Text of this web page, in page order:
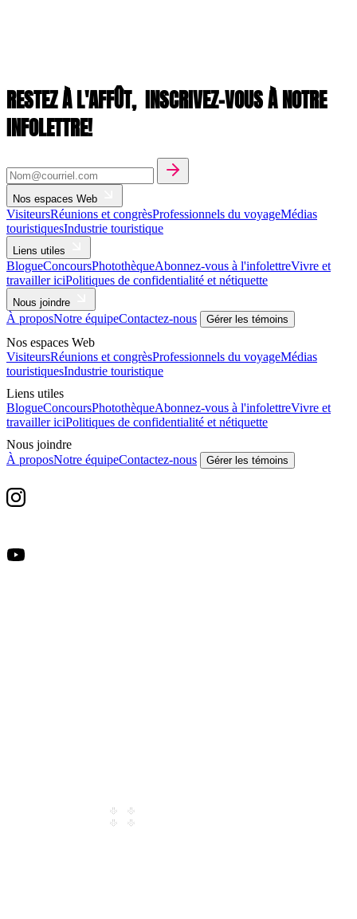
RESTEZ À L'AFFÛT, INSCRIVEZ-VOUS À NOTRE
INFOLETTRE!
Nos espaces Web
VisiteursRéunions et congrèsProfessionnels du voyageMédias
touristiquesIndustrie touristique
Liens utiles
BlogueConcoursPhotothèqueAbonnez-vous à l'infolettreVivre et
travailler iciPolitiques de confidentialité et nétiquette
Nous joindre
À proposNotre équipeContactez-nous Gérer les témoins
Nos espaces Web
VisiteursRéunions et congrèsProfessionnels du voyageMédias
touristiquesIndustrie touristique
Liens utiles
BlogueConcoursPhotothèqueAbonnez-vous à l'infolettreVivre et
travailler iciPolitiques de confidentialité et nétiquette
Nous joindre
À proposNotre équipeContactez-nous Gérer les témoins